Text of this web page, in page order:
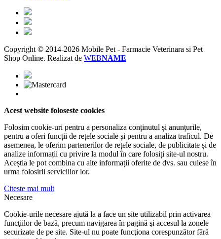
Copyright © 2014-2026 Mobile Pet - Farmacie Veterinara si Pet
Shop Online. Realizat de WEBNAME
Acest website foloseste cookies
Folosim cookie-uri pentru a personaliza conținutul și anunțurile,
pentru a oferi funcții de rețele sociale și pentru a analiza traficul. De
asemenea, le oferim partenerilor de rețele sociale, de publicitate și de
analize informații cu privire la modul în care folosiți site-ul nostru.
Aceștia le pot combina cu alte informații oferite de dvs. sau culese în
urma folosirii serviciilor lor.
Citeste mai mult
Necesare
Cookie-urile necesare ajută la a face un site utilizabil prin activarea
funcţiilor de bază, precum navigarea în pagină şi accesul la zonele
securizate de pe site. Site-ul nu poate funcţiona corespunzător fără